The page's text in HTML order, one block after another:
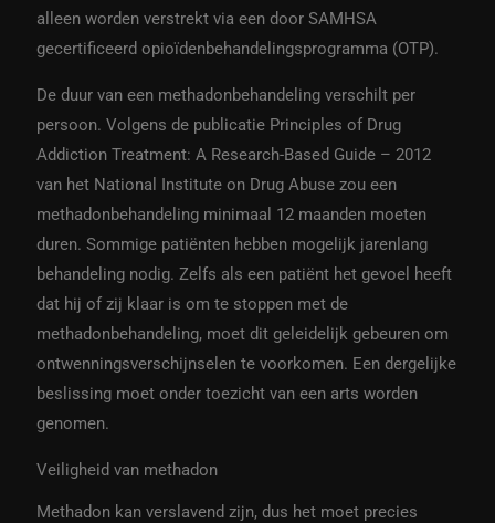
alleen worden verstrekt via een door SAMHSA
gecertificeerd opioïdenbehandelingsprogramma (OTP).
De duur van een methadonbehandeling verschilt per
persoon. Volgens de publicatie Principles of Drug
Addiction Treatment: A Research-Based Guide – 2012
van het National Institute on Drug Abuse zou een
methadonbehandeling minimaal 12 maanden moeten
duren. Sommige patiënten hebben mogelijk jarenlang
behandeling nodig. Zelfs als een patiënt het gevoel heeft
dat hij of zij klaar is om te stoppen met de
methadonbehandeling, moet dit geleidelijk gebeuren om
ontwenningsverschijnselen te voorkomen. Een dergelijke
beslissing moet onder toezicht van een arts worden
genomen.
Veiligheid van methadon
Methadon kan verslavend zijn, dus het moet precies